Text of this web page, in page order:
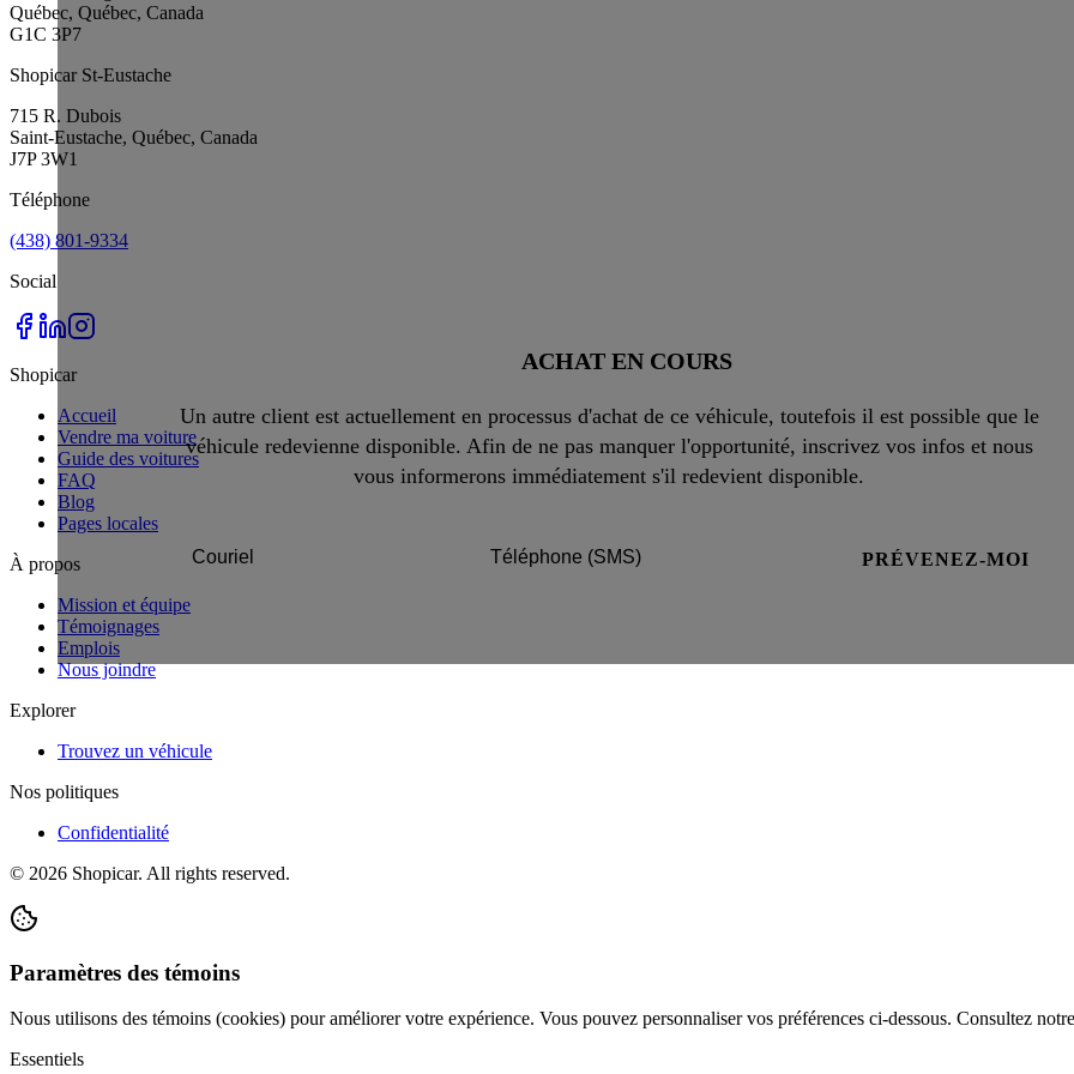
ACHAT EN COURS
Un autre client est actuellement en processus d'achat de ce véhicule, toutefois il est possible que le
véhicule redevienne disponible. Afin de ne pas manquer l'opportunité, inscrivez vos infos et nous
vous informerons immédiatement s'il redevient disponible.
PRÉVENEZ-MOI
Québec, Québec, Canada
G1C 3P7
Shopicar St-Eustache
715 R. Dubois
Saint-Eustache, Québec, Canada
J7P 3W1
Téléphone
(438) 801-9334
Social
Shopicar
Accueil
Vendre ma voiture
Guide des voitures
FAQ
Blog
Pages locales
À propos
Mission et équipe
Témoignages
Emplois
Nous joindre
Explorer
Trouvez un véhicule
Nos politiques
Confidentialité
© 2026 Shopicar. All rights reserved.
Paramètres des témoins
Nous utilisons des témoins (cookies) pour améliorer votre expérience. Vous pouvez personnaliser vos préférences ci-dessous. Consultez notre
Essentiels